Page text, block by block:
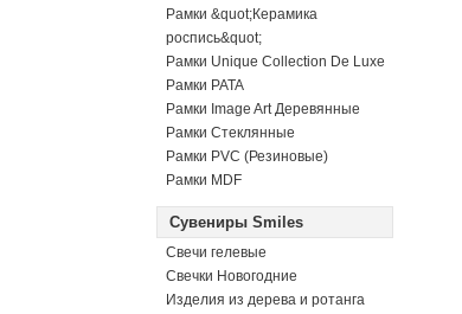
Рамки &quot;Керамика
роспись&quot;
Рамки Unique Collection De Luxe
Рамки PATA
Рамки Image Art Деревянные
Рамки Стеклянные
Рамки PVC (Резиновые)
Рамки MDF
Сувениры Smiles
Свечи гелевые
Свечки Новогодние
Изделия из дерева и ротанга